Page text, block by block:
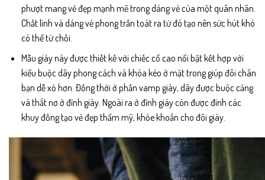
phượt mang vẻ đẹp mạnh mẽ trong dáng vẻ của một quân nhân.
Chất lính và dáng vẻ phong trần toát ra từ đó tạo nên sức hút khó
có thể từ chối.
Mẫu giày này được thiết kế với chiếc cổ cao nổi bật kết hợp với
kiểu buộc dây phong cách và khóa kéo ở mặt trong giúp đôi chân
bạn dễ xỏ hơn. Đồng thời ở phần vamp giày, dây được buộc căng
và thắt nơ ở đỉnh giày. Ngoài ra ở đỉnh giày còn được đính các
khuy đồng tạo vẻ đẹp thẩm mỹ, khỏe khoắn cho đôi giày.